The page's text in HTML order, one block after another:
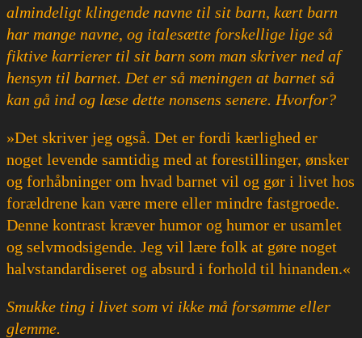
almindeligt klingende navne til sit barn, kært barn
har mange navne, og italesætte forskellige lige så
fiktive karrierer til sit barn som man skriver ned af
hensyn til barnet. Det er så meningen at barnet så
kan gå ind og læse dette nonsens senere. Hvorfor?
»Det skriver jeg også. Det er fordi kærlighed er
noget levende samtidig med at forestillinger, ønsker
og forhåbninger om hvad barnet vil og gør i livet hos
forældrene kan være mere eller mindre fastgroede.
Denne kontrast kræver humor og humor er usamlet
og selvmodsigende. Jeg vil lære folk at gøre noget
halvstandardiseret og absurd i forhold til hinanden.«
Smukke ting i livet som vi ikke må forsømme eller
glemme.